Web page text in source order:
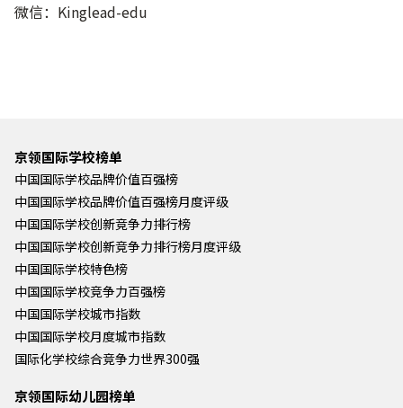
微信：Kinglead-edu
京领国际学校榜单
中国国际学校品牌价值百强榜
中国国际学校品牌价值百强榜月度评级
中国国际学校创新竞争力排行榜
中国国际学校创新竞争力排行榜月度评级
中国国际学校特色榜
中国国际学校竞争力百强榜
中国国际学校城市指数
中国国际学校月度城市指数
国际化学校综合竞争力世界300强
京领国际幼儿园榜单